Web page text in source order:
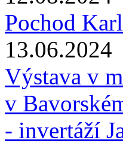
Pochod
13.06.2024
Výstava v
v
- invertáží